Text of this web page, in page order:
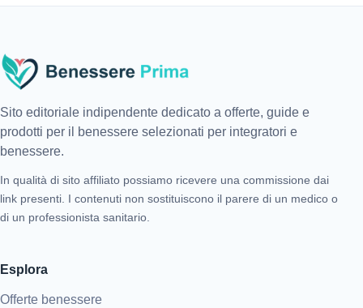
Sito editoriale indipendente dedicato a offerte, guide e
prodotti per il benessere selezionati per integratori e
benessere.
In qualità di sito affiliato possiamo ricevere una commissione dai
link presenti. I contenuti non sostituiscono il parere di un medico o
di un professionista sanitario.
Esplora
Offerte benessere